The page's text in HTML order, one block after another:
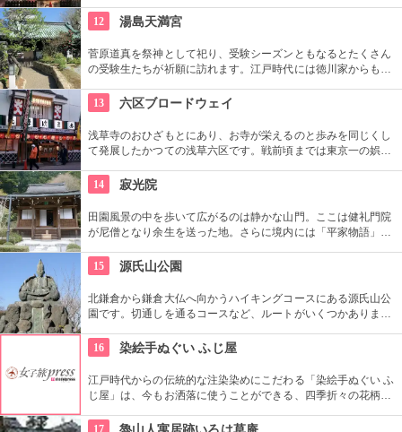
購入してみては？
12 湯島天満宮
菅原道真を祭神として祀り、受験シーズンともなるとたくさん
の受験生たちが祈願に訪れます。江戸時代には徳川家からも尊
おり、境内には約300本もの梅があり、毎年時期になるとかぐ
わしい香りを漂わせます。2月上旬〜3月上旬には梅祭りも開催
されて賑わいます。
13 六区ブロードウェイ
浅草寺のおひざもとにあり、お寺が栄えるのと歩みを同じくし
て発展したかつての浅草六区です。戦前頃までは東京一の娯楽
清、萩本欽一、ビートたけしなど、ここで芸を磨いて人気者に
なったタレントも数多く、今でも芸能の街として愛されていま
す。
14 寂光院
田園風景の中を歩いて広がるのは静かな山門。ここは健礼門院
が尼僧となり余生を送った地。さらに境内には「平家物語」ゆ
かせてみては。
15 源氏山公園
北鎌倉から鎌倉大仏へ向かうハイキングコースにある源氏山公
園です。切通しを通るコースなど、ルートがいくつかありま
い道を登る場合も。公園中央の頼朝像がシンボルです。
16 染絵手ぬぐい ふじ屋
江戸時代からの伝統的な注染染めにこだわる「染絵手ぬぐい ふ
じ屋」は、今もお洒落に使うことができる、四季折々の花柄や
地の小物も各種扱っています。
17